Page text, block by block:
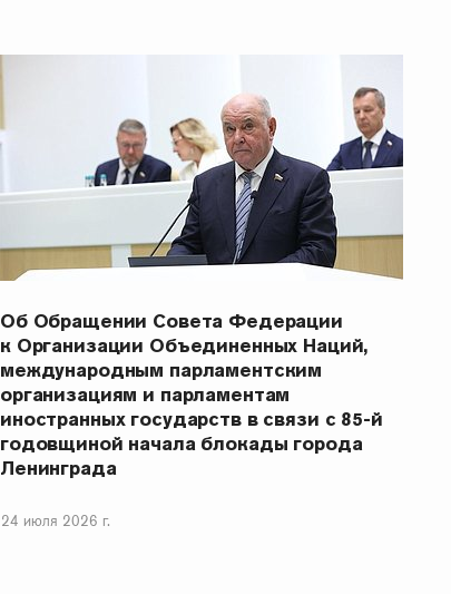
Об Обращении Совета Федерации
к Организации Объединенных Наций,
международным парламентским
организациям и парламентам
иностранных государств в связи с 85-й
годовщиной начала блокады города
Ленинграда
24 июля 2026 г.